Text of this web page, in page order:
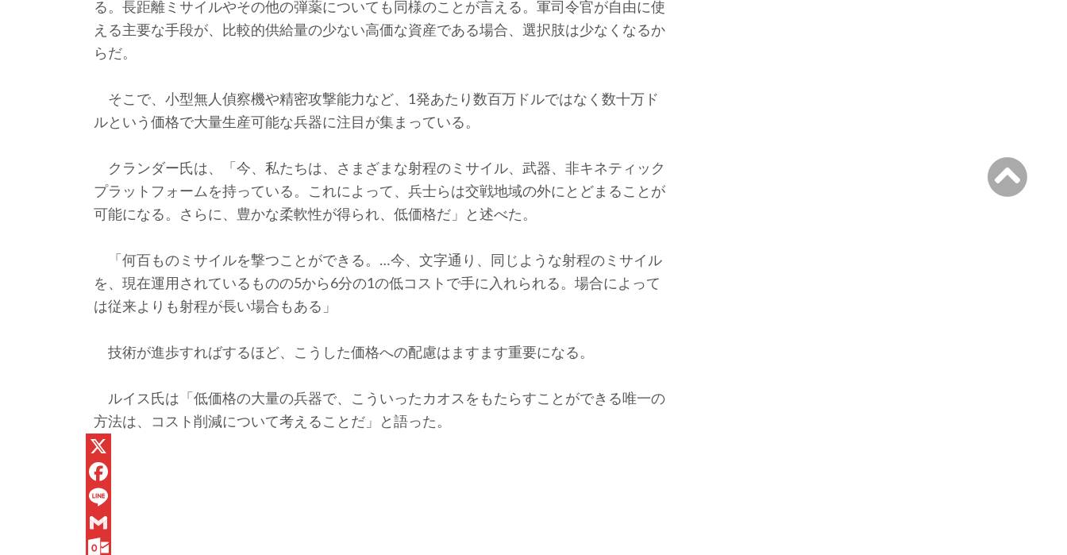
る。長距離ミサイルやその他の弾薬についても同様のことが言える。軍司令官が自由に使
える主要な手段が、比較的供給量の少ない高価な資産である場合、選択肢は少なくなるか
らだ。
そこで、小型無人偵察機や精密攻撃能力など、1発あたり数百万ドルではなく数十万ド
ルという価格で大量生産可能な兵器に注目が集まっている。
クランダー氏は、「今、私たちは、さまざまな射程のミサイル、武器、非キネティック
プラットフォームを持っている。これによって、兵士らは交戦地域の外にとどまることが
可能になる。さらに、豊かな柔軟性が得られ、低価格だ」と述べた。
「何百ものミサイルを撃つことができる。…今、文字通り、同じような射程のミサイル
を、現在運用されているものの5から6分の1の低コストで手に入れられる。場合によって
は従来よりも射程が長い場合もある」
技術が進歩すればするほど、こうした価格への配慮はますます重要になる。
ルイス氏は「低価格の大量の兵器で、こういったカオスをもたらすことができる唯一の
方法は、コスト削減について考えることだ」と語った。
X
F
a
c
L
G